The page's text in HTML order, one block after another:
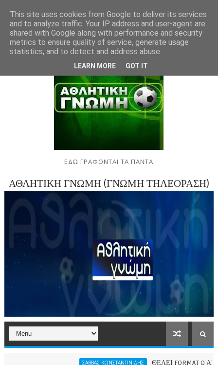
ΕΔΩ ΓΡΑΦΟΝΤΑΙ ΤΑ ΠΑΝΤΑ
ΑΘΛΗΤΙΚΗ ΓΝΩΜΗ (ΓΝΩΜΗ ΤΗΛΕΟΡΑΣΗ)
ΣΑΒΒΑΣ ΚΩΝΣΤΑΝΤΙΝΙΔΗΣ ΘΕΛΕΙ FORMAT O ΑΡΗΣ
This site uses cookies from Google to deliver its services
and to analyze traffic. Your IP address and user-agent are
shared with Google along with performance and security
metrics to ensure quality of service, generate usage
statistics, and to detect and address abuse.
LEARN MORE GOT IT